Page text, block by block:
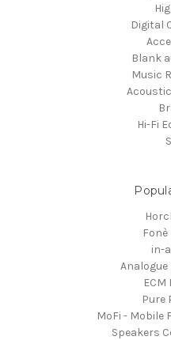
Digital
Blank
Music
Hi-Fi
in-
ECM
Pure
MoFi - Mobile
Speakers